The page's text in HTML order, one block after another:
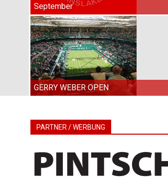
September
GERRY WEBER OPEN
PARTNER / WERBUNG